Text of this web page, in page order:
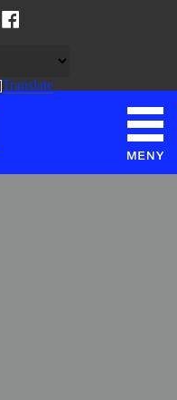
Translate